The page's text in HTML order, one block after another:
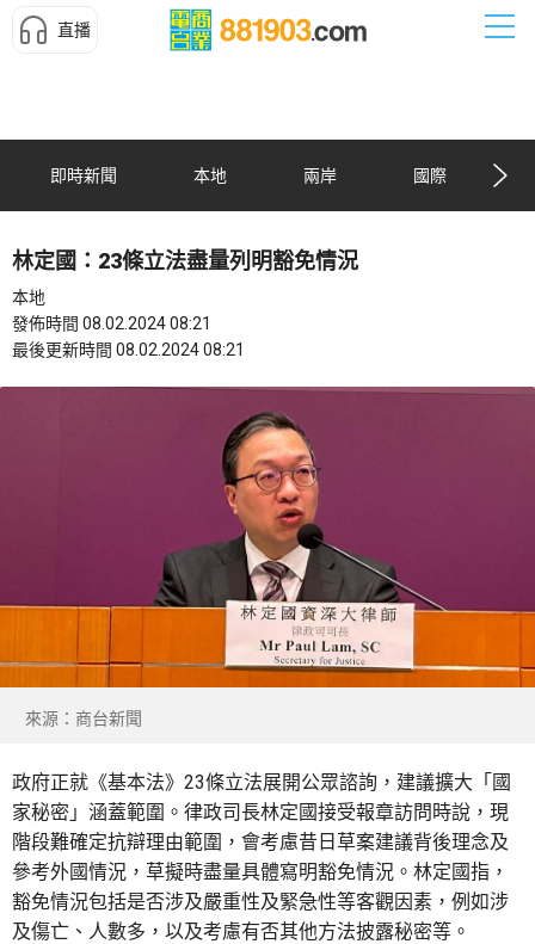
直播
即時新聞 本地 兩岸 國際
林定國：23條立法盡量列明豁免情況
本地
發佈時間 08.02.2024 08:21
最後更新時間 08.02.2024 08:21
來源：商台新聞
政府正就《基本法》23條立法展開公眾諮詢，建議擴大「國
家秘密」涵蓋範圍。律政司長林定國接受報章訪問時說，現
階段難確定抗辯理由範圍，會考慮昔日草案建議背後理念及
參考外國情況，草擬時盡量具體寫明豁免情況。林定國指，
豁免情況包括是否涉及嚴重性及緊急性等客觀因素，例如涉
及傷亡、人數多，以及考慮有否其他方法披露秘密等。